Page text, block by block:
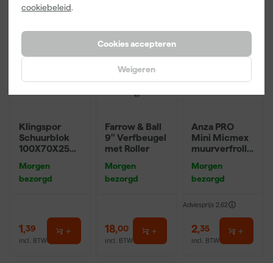
cookiebeleid.
Cookies accepteren
Weigeren
Klingspor
Schuurblok
100X70X25m
P220
Morgen
bezorgd
1,39
incl. BTW
Farrow & Ball
9" Verfbeugel
met Roller
Morgen
bezorgd
18,00
incl. BTW
Anza PRO
Mini Micmex
muurverfrolle
Morgen
bezorgd
Adviesprijs 2,62
2,35
incl. BTW